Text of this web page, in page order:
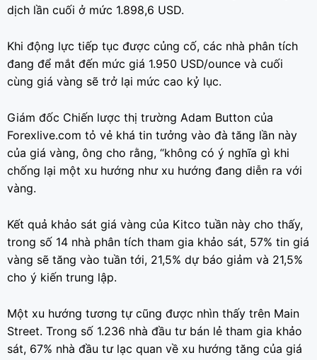
dịch lần cuối ở mức 1.898,6 USD.
Khi động lực tiếp tục được củng cố, các nhà phân tích
đang để mắt đến mức giá 1.950 USD/ounce và cuối
cùng giá vàng sẽ trở lại mức cao kỷ lục.
Giám đốc Chiến lược thị trường Adam Button của
Forexlive.com tỏ vẻ khá tin tưởng vào đà tăng lần này
của giá vàng, ông cho rằng, “không có ý nghĩa gì khi
chống lại một xu hướng như xu hướng đang diễn ra với
vàng.
Kết quả khảo sát giá vàng của Kitco tuần này cho thấy,
trong số 14 nhà phân tích tham gia khảo sát, 57% tin giá
vàng sẽ tăng vào tuần tới, 21,5% dự báo giảm và 21,5%
cho ý kiến trung lập.
Một xu hướng tương tự cũng được nhìn thấy trên Main
Street. Trong số 1.236 nhà đầu tư bán lẻ tham gia khảo
sát, 67% nhà đầu tư lạc quan về xu hướng tăng của giá